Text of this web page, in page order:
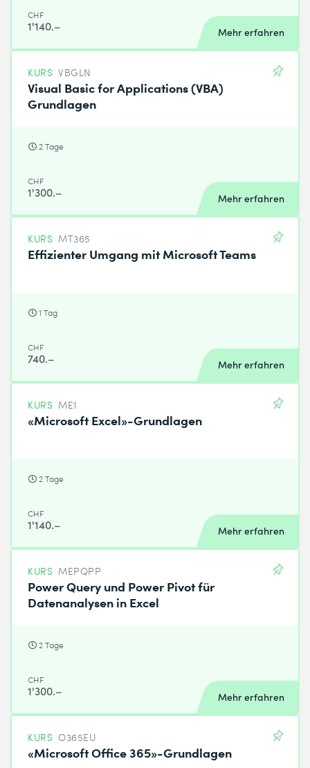
CHF
1'140.– Mehr erfahren
KURS VBGLN
Visual Basic for Applications (VBA)
Grundlagen
2 Tage
CHF
1'300.– Mehr erfahren
KURS MT365
Effizienter Umgang mit Microsoft Teams
1 Tag
CHF
740.– Mehr erfahren
KURS ME1
«Microsoft Excel»-Grundlagen
2 Tage
CHF
1'140.– Mehr erfahren
KURS MEPQPP
Power Query und Power Pivot für
Datenanalysen in Excel
2 Tage
CHF
1'300.– Mehr erfahren
KURS O365EU
«Microsoft Office 365»-Grundlagen